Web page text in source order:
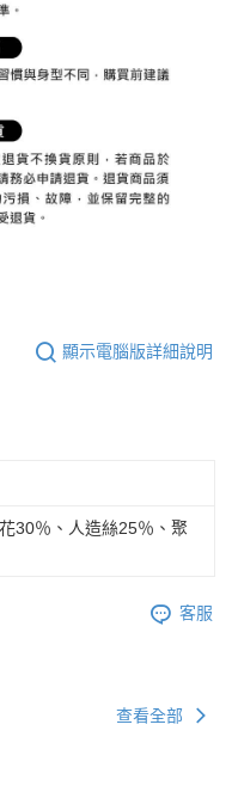
顯示電腦版詳細說明
30％、人造絲25％、聚
客服
查看全部